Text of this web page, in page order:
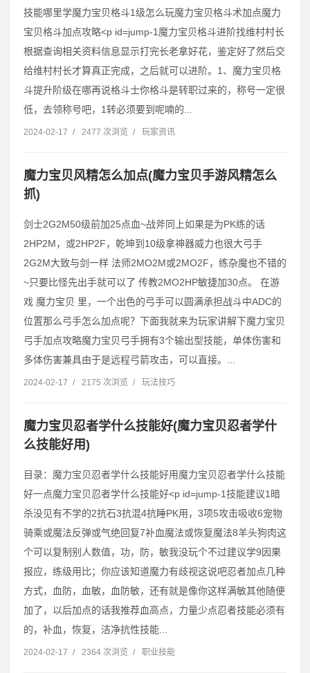
技能哪里学魔力宝贝格斗1级怎么玩魔力宝贝格斗术加点魔力
宝贝格斗加点攻略˂p id=jump-1魔力宝贝格斗进阶找维村村长
根据查询相关资料信息显示打完长老拿好花，鉴定好了然后交
给维村村长才算真正完成，之后就可以进阶。1、魔力宝贝格
斗提升阶级在哪再说格斗士你格斗是转职过来的，称号一定很
低，去领称号吧，1转必须要到呢喃的...
2024-02-17 / 2477 次浏览 / 玩家资讯
魔力宝贝风精怎么加点(魔力宝贝手游风精怎么
抓)
剑士2G2M50级前加25点血~战斧同上如果是为PK练的话
2HP2M，或2HP2F，乾坤到10级拿神器威力也很大弓手
2G2M大致与剑一样 法师2MO2M或2MO2F，练杂魔也不错的
~只要比怪先出手就可以了 传教2MO2HP敏捷加30点。 在游
戏 魔力宝贝 里，一个出色的弓手可以圆满承担战斗中ADC的
位置那么弓手怎么加点呢？下面我就来为玩家讲解下魔力宝贝
弓手加点攻略魔力宝贝弓手拥有3个输出型技能，单体伤害和
多体伤害兼具由于是远程弓箭攻击，可以直接。...
2024-02-17 / 2175 次浏览 / 玩法技巧
魔力宝贝忍者学什么技能好(魔力宝贝忍者学什
么技能好用)
目录：魔力宝贝忍者学什么技能好用魔力宝贝忍者学什么技能
好一点魔力宝贝忍者学什么技能好˂p id=jump-1技能建议1暗
杀没见有不学的2抗石3抗混4抗睡PK用，3项5攻击吸收6宠物
骑乘或魔法反弹或气绝回复7补血魔法或恢复魔法8羊头狗肉这
个可以复制别人数值，功，防，敏我没玩个不过建议学9因果
报应，练级用比；你应该知道魔力有歧视这说吧忍者加点几种
方式，血防，血敏，血防敏，还有就是像你这样满敏其他随便
加了，以后加点的话我推荐血高点，力量少点忍者技能必须有
的，补血，恢复，洁净抗性技能...
2024-02-17 / 2364 次浏览 / 职业技能